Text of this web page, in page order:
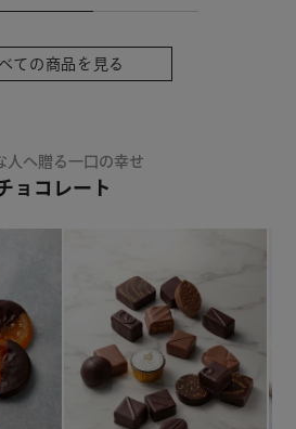
ての商品を見る
人へ贈る一口の幸せ
ョコレート